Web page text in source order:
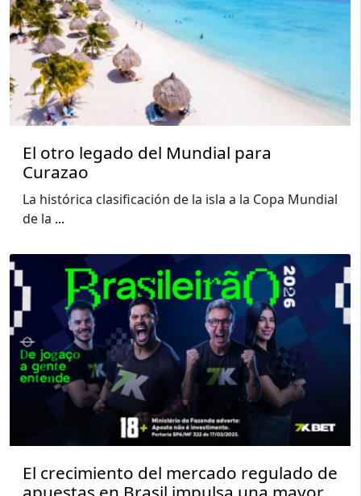
El otro legado del Mundial para
Curazao
La histórica clasificación de la isla a la Copa Mundial
de la ...
El crecimiento del mercado regulado de